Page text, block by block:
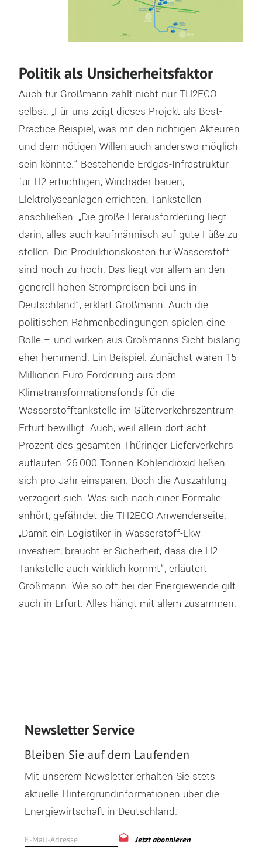
Politik als Unsicherheitsfaktor
Auch für Großmann zählt nicht nur TH2ECO
selbst. „Für uns zeigt dieses Projekt als Best-
Practice-Beispiel, was mit den richtigen Akteuren
und dem nötigen Willen auch anderswo möglich
sein könnte.“ Bestehende Erdgas-Infrastruktur
für H2 ertüchtigen, Windräder bauen,
Elektrolyseanlagen errichten, Tankstellen
anschließen. „Die große Herausforderung liegt
darin, alles auch kaufmännisch auf gute Füße zu
stellen. Die Produktionskosten für Wasserstoff
sind noch zu hoch. Das liegt vor allem an den
generell hohen Strompreisen bei uns in
Deutschland“, erklärt Großmann. Auch die
politischen Rahmenbedingungen spielen eine
Rolle – und wirken aus Großmanns Sicht bislang
eher hemmend. Ein Beispiel: Zunächst waren 15
Millionen Euro Förderung aus dem
Klimatransformationsfonds für die
Wasserstofftankstelle im Güterverkehrszentrum
Erfurt bewilligt. Auch, weil allein dort acht
Prozent des gesamten Thüringer Lieferverkehrs
auflaufen. 26.000 Tonnen Kohlendioxid ließen
sich pro Jahr einsparen. Doch die Auszahlung
verzögert sich. Was sich nach einer Formalie
anhört, gefährdet die TH2ECO-Anwenderseite.
„Damit ein Logistiker in Wasserstoff-Lkw
investiert, braucht er Sicherheit, dass die H2-
Tankstelle auch wirklich kommt“, erläutert
Großmann. Wie so oft bei der Energiewende gilt
auch in Erfurt: Alles hängt mit allem zusammen.
Newsletter Service
Bleiben Sie auf dem Laufenden
Mit unserem Newsletter erhalten Sie stets
aktuelle Hintergrundinformationen über die
Energiewirtschaft in Deutschland.
Jetzt abonnieren